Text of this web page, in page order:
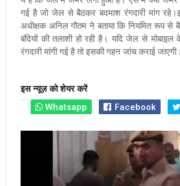
गई है जो जेल से बैठकर बदमाश रंगदारी मांग
अधीक्षक अनिल गौतम ने बताया कि नियमित रूप से
बंदियों की तलाशी हो रही है। यदि जेल से
रंगदारी मांगी गई है तो इसकी गहन जांच कराई जाएगी।
इस न्यूज़ को शेयर करें
Whatsapp
Facebook